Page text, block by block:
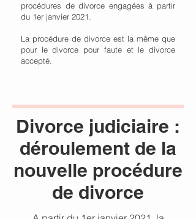
procédures de divorce engagées à partir
du 1er janvier 2021.
La procédure de divorce est la même que
pour le divorce pour faute et le divorce
accepté.
Divorce judiciaire :
déroulement de la
nouvelle procédure
de divorce